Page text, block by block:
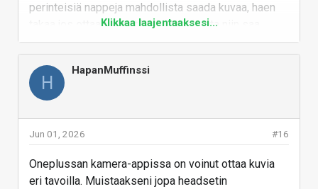
perinteisiä nappeja mahdollista saada kuvaa, haen
takaa jos ottaa tumput kädestä takusta niin saa
kuvan riisumatta.
Lainaus artikkelista
UWB puute hämmentää, hyvä että artikkellissa
mainittu, puutteita harvoin valmistajat muistaa
mainita erikseen
Klikkaa laajentaaksesi...
H
HapanMuffinssi
#16
Jun 01, 2026
Oneplussan kamera-appissa on voinut ottaa kuvia
eri tavoilla. Muistaakseni jopa headsetin